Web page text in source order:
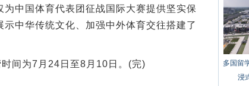
中国体育代表团征战国际大赛提供坚实保
中华传统文化、加强中外体育交往搭建了
间为7月24日至8月10日。(完)
多国留
浸